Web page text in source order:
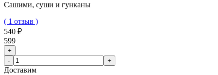
Сашими, суши и гунканы
( 1 отзыв )
540 ₽
599
+
-
+
Доставим